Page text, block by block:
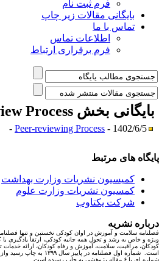
فرم ثبت نام
بایگانی مقالات زیر چاپ
تماس با ما
اطلاعات تماس
فرم برقراری ارتباط
بخش Process
Peer-reviewing Process - 1402/6/5 -
های مرتبط
کمیسیون نشریات وزارت بهداشت
کمسیون نشریات وزارت علوم
شرکت یکتاوب
نشریه
سلامت و آموزش در اوان کودکی نخستین و تنها
و خاص به رشد و تحول همه جانبه کودکی، ارتقا یادگیری
مراقبت، سلامت، آموزش و رفاه کودکان، ارائه خدمات
است. شماره اول فصلنامه در پاییز
۶ مقاله پژوهشی به چاپ رسیده است.